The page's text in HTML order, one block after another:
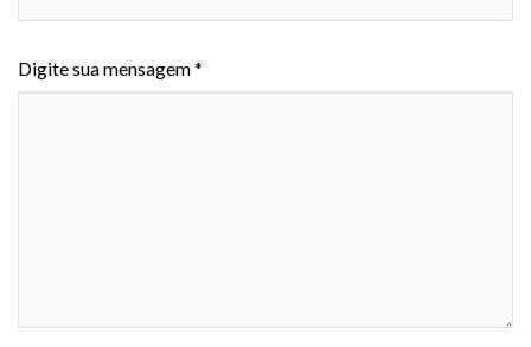
Digite sua mensagem *